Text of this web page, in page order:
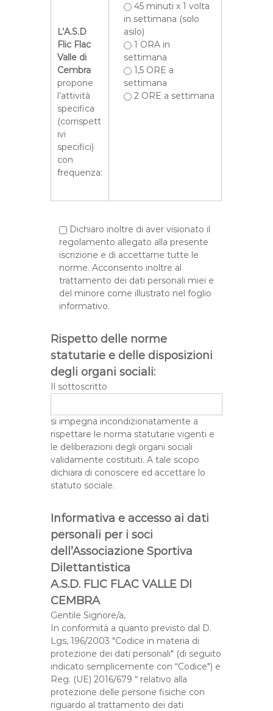
L’A.S.D
Flic Flac
Valle di
Cembra
propone
l’attività
specifica
(corrispett
ivi
specifici)
con
frequenza:
45 minuti x 1 volta
in settimana (solo
asilo)
1 ORA in
settimana
1,5 ORE a
settimana
2 ORE a settimana
Dichiaro inoltre di aver visionato il
regolamento allegato alla presente
iscrizione e di accettarne tutte le
norme. Acconsento inoltre al
trattamento dei dati personali miei e
del minore come illustrato nel foglio
informativo.
Rispetto delle norme
statutarie e delle disposizioni
degli organi sociali:
Il sottoscritto
si impegna incondizionatamente a
rispettare le norma statutarie vigenti e
le deliberazioni degli organi sociali
validamente costituiti. A tale scopo
dichiara di conoscere ed accettare lo
statuto sociale.
Informativa e accesso ai dati
personali per i soci
dell’Associazione Sportiva
Dilettantistica
A.S.D. FLIC FLAC VALLE DI
CEMBRA
Gentile Signore/a,
In conformità a quanto previsto dal D.
Lgs, 196/2003 "Codice in materia di
protezione dei dati personali" (di seguito
indicato semplicemente con “Codice") e
Reg. (UE) 2016/679 “ relativo alla
protezione delle persone fisiche con
riguardo al trattamento dei dati